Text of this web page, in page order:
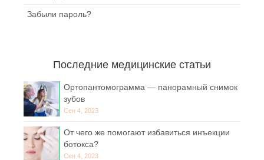
Забыли пароль?
Последние медицинские статьи
Ортопантомограмма — панорамный снимок
зубов
Сен 4, 2023
От чего же помогают избавиться инъекции
ботокса?
Сен 4, 2023